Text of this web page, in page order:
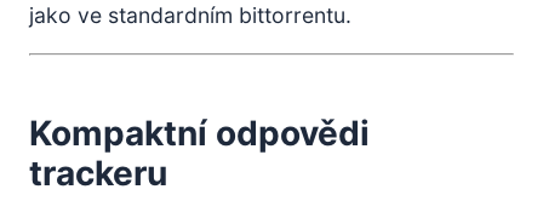
jako ve standardním bittorrentu.
Kompaktní odpovědi
trackeru